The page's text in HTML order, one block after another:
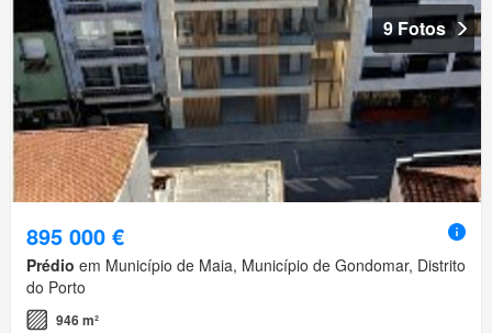
9 Fotos
895 000 €
Prédio em Município de Maia, Município de Gondomar, Distrito
do Porto
946 m²